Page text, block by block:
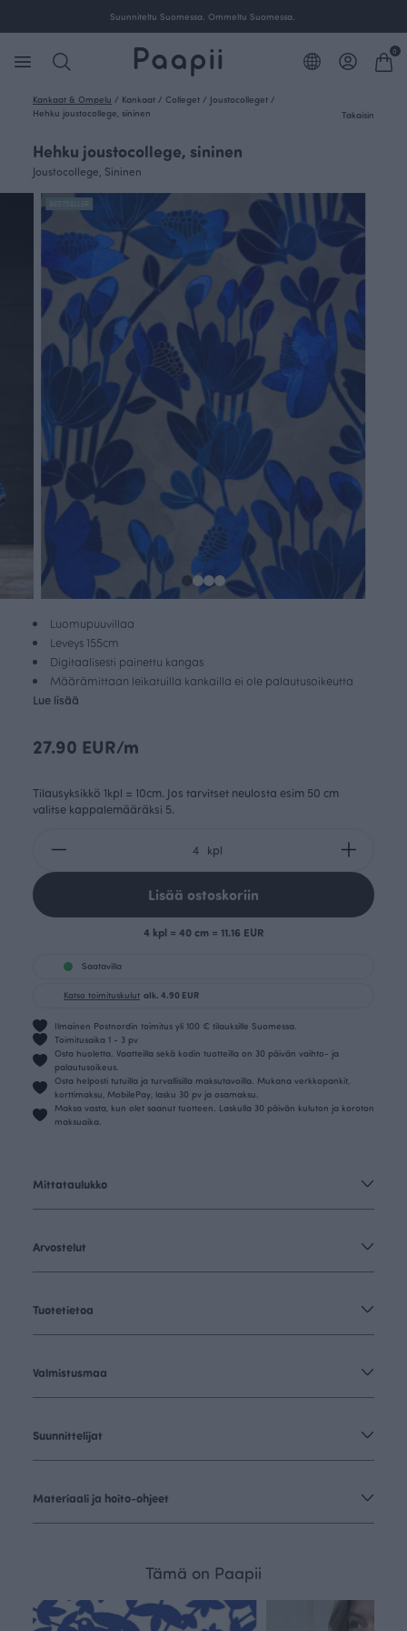
Suunniteltu Suomessa. Ommeltu Suomessa.
0
Kankaat & Ompelu / Kankaat / Colleget / Joustocolleget /
Hehku joustocollege, sininen
Takaisin
Hehku joustocollege, sininen
Joustocollege, Sininen
Luomupuuvillaa
Leveys 155cm
Digitaalisesti painettu kangas
Määrämittaan leikatuilla kankailla ei ole palautusoikeutta
Lue lisää
27.90 EUR/m
Tilausyksikkö 1kpl = 10cm. Jos tarvitset neulosta esim 50 cm
valitse kappalemääräksi 5.
kpl
Lisää ostoskoriin
4 kpl = 40 cm = 11.16 EUR
Saatavilla
Katso toimituskulut alk. 4.90 EUR
Ilmainen Postnordin toimitus yli 100 € tilauksille Suomessa.
Toimitusaika 1 - 3 pv
Osta huoletta. Vaatteilla sekä kodin tuotteilla on 30 päivän vaihto- ja
palautusoikeus.
Osta helposti tutuilla ja turvallisilla maksutavoilla. Mukana verkkopankit,
korttimaksu, MobilePay, lasku 30 pv ja osamaksu.
Maksa vasta, kun olet saanut tuotteen. Laskulla 30 päivän kuluton ja koroton
maksuaika.
Mittataulukko
Arvostelut
Tuotetietoa
Valmistusmaa
Suunnittelijat
Materiaali ja hoito-ohjeet
Tämä on Paapii